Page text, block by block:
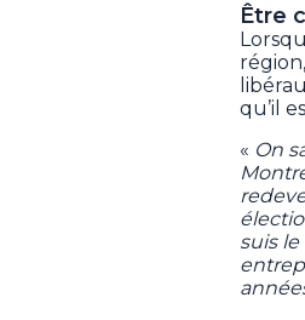
Être
qu’il
« On
suis